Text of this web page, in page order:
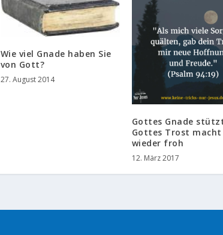
Wie viel Gnade haben Sie
von Gott?
27. August 2014
Gottes Gnade
Gottes Trost macht
wieder froh
12. März 2017